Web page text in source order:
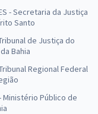
- Secretaria da Justiça
Santo
de Justiça do
Bahia
Regional Federal
Ministério Público de